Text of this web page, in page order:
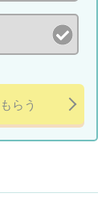
らう